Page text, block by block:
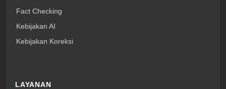
Fact Checking
Kebijakan AI
Kebijakan Koreksi
LAYANAN